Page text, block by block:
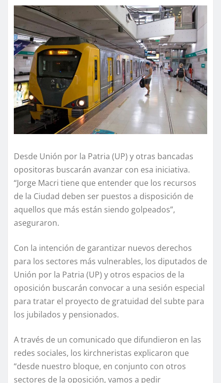
Desde Unión por la Patria (UP) y otras bancadas
opositoras buscarán avanzar con esa iniciativa.
“Jorge Macri tiene que entender que los recursos
de la Ciudad deben ser puestos a disposición de
aquellos que más están siendo golpeados”,
aseguraron.
Con la intención de garantizar nuevos derechos
para los sectores más vulnerables, los diputados de
Unión por la Patria (UP) y otros espacios de la
oposición buscarán convocar a una sesión especial
para tratar el proyecto de gratuidad del subte para
los jubilados y pensionados.
A través de un comunicado que difundieron en las
redes sociales, los kirchneristas explicaron que
“desde nuestro bloque, en conjunto con otros
sectores de la oposición, vamos a pedir